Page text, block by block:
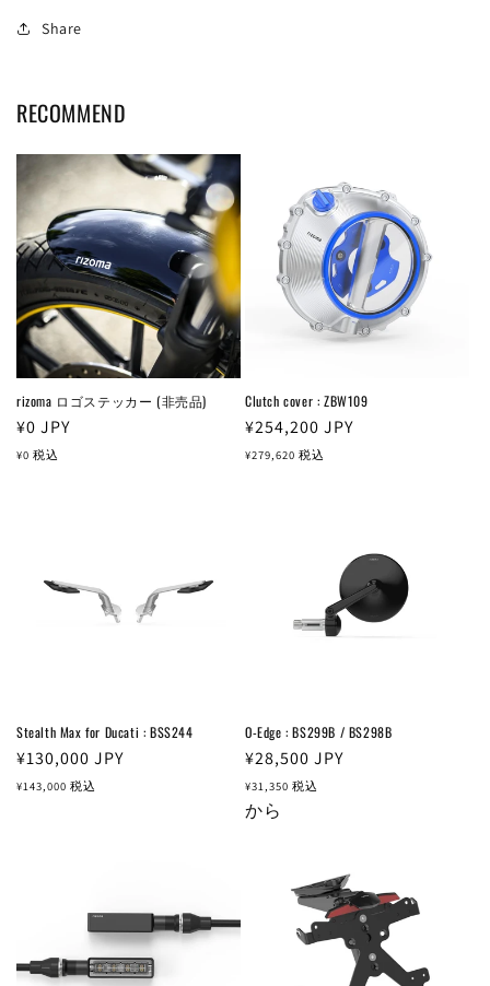
Share
RECOMMEND
rizoma ロゴステッカー (非売品)
通
常
¥0 JPY
¥0 税込
Clutch cover : ZBW109
通
常
¥254,200 JPY
¥279,620 税込
Stealth Max for Ducati : BSS244
通
常
¥130,000 JPY
¥143,000 税込
O-Edge : BS299B / BS298B
通
常
価
¥28,500 JPY
¥31,350 税込
から